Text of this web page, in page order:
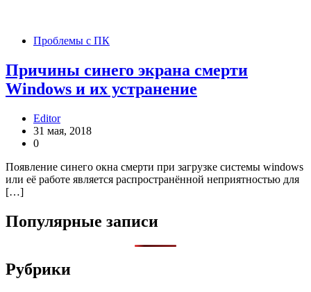
Проблемы с ПК
Причины синего экрана смерти
Windows и их устранение
Editor
31 мая, 2018
0
Появление синего окна смерти при загрузке системы windows
или её работе является распространённой неприятностью для
[…]
Популярные записи
Рубрики